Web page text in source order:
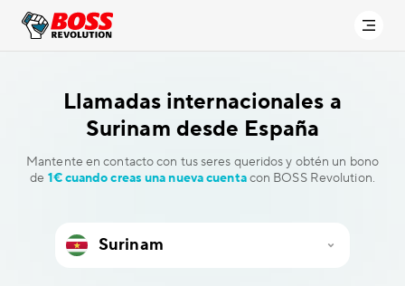
Llamadas internacionales a
Surinam desde España
Mantente en contacto con tus seres queridos y obtén un bono
de 1€ cuando creas una nueva cuentacon BOSS Revolution.